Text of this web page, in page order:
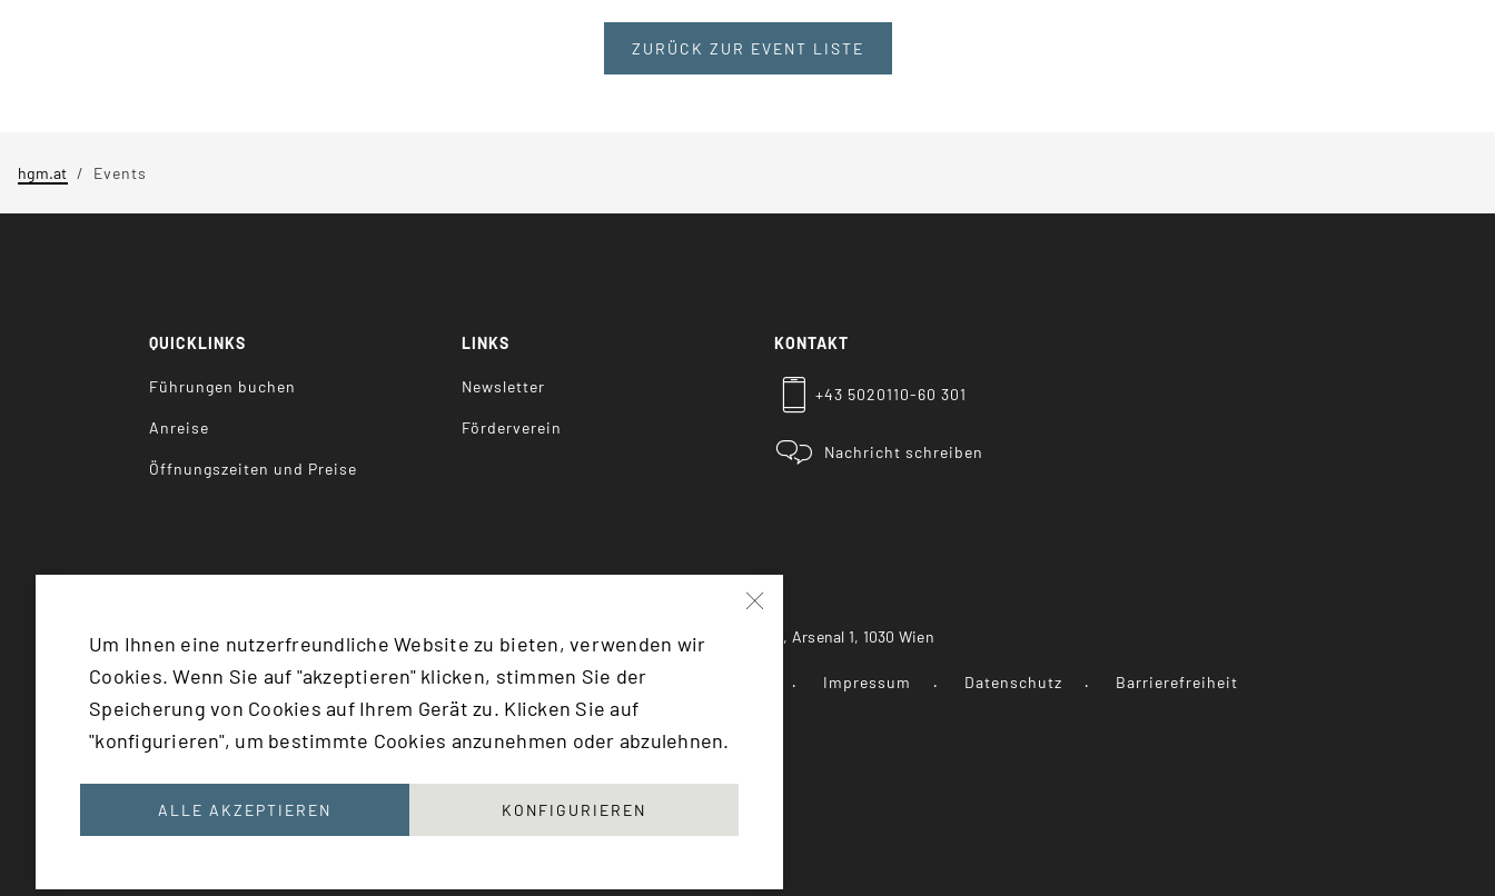
ZURÜCK ZUR EVENT LISTE
hgm.at Events
QUICKLINKS
Führungen buchen
Anreise
Öffnungszeiten und Preise
LINKS
Newsletter
Förderverein
KONTAKT
+43 5020110-60 301
Nachricht schreiben
Heeresgeschichtliches Museum, Arsenal 1, 1030 Wien
©2026Bundesministerium für Landesverteidigung Impressum Datenschutz Barrierefreiheit
{EXTENSIONNAME: 'SITEPACKAGE', F:TRANSLATE(KEY: 'SCROLLTOTOP')}
Um Ihnen eine nutzerfreundliche Website zu bieten, verwenden wir
Cookies. Wenn Sie auf "akzeptieren" klicken, stimmen Sie der
Speicherung von Cookies auf Ihrem Gerät zu. Klicken Sie auf
"konfigurieren", um bestimmte Cookies anzunehmen oder abzulehnen.
ALLE AKZEPTIEREN KONFIGURIEREN